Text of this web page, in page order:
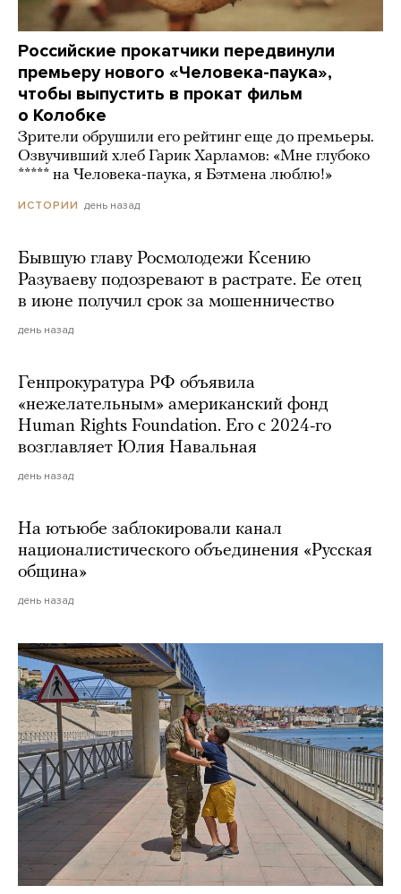
Российские прокатчики передвинули
премьеру нового «Человека-паука»,
чтобы выпустить в прокат фильм
о Колобке
Зрители обрушили его рейтинг еще до премьеры.
Озвучивший хлеб Гарик Харламов: «Мне глубоко
***** на Человека-паука, я Бэтмена люблю!»
ИСТОРИИ день назад
Бывшую главу Росмолодежи Ксению
Разуваеву подозревают в растрате. Ее отец
в июне получил срок за мошенничество
день назад
Генпрокуратура РФ объявила
«нежелательным» американский фонд
Human Rights Foundation. Его с 2024-го
возглавляет Юлия Навальная
день назад
На ютьюбе заблокировали канал
националистического объединения «Русская
община»
день назад